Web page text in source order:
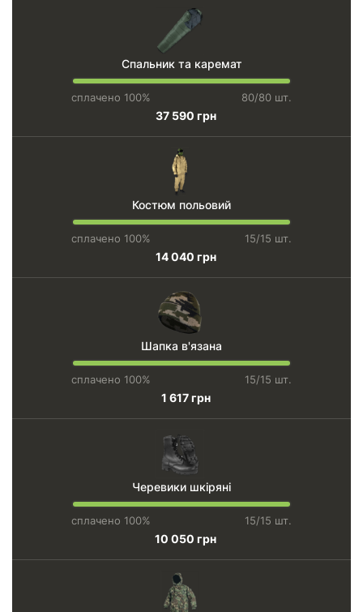
Спальник та каремат
сплачено 100% 80/80 шт.
37 590 грн
Костюм польовий
сплачено 100% 15/15 шт.
14 040 грн
Шапка в'язана
сплачено 100% 15/15 шт.
1 617 грн
Черевики шкіряні
сплачено 100% 15/15 шт.
10 050 грн